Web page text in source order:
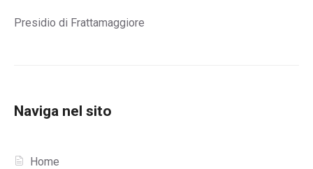
Presidio di Frattamaggiore
Naviga nel sito
Home